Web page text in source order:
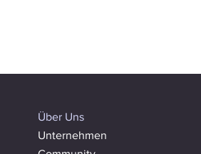
Über Uns
Unternehmen